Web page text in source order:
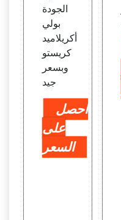
الجودة
بولي
أكريلاميد
كريستو
وبسعر
جيد
احصل
على
السعر